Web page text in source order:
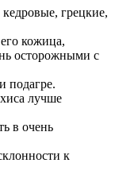
кожица,
осторожными с
подагре.
лучше
в очень
к